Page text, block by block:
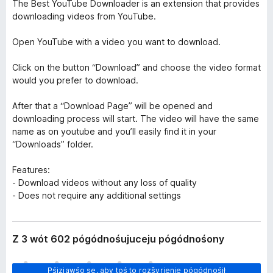
The Best YouTube Downloader is an extension that provides
downloading videos from YouTube.
Open YouTube with a video you want to download.
Click on the button “Download” and choose the video format
would you prefer to download.
After that a “Download Page” will be opened and
downloading process will start. The video will have the same
name as on youtube and you’ll easily find it in your
“Downloads” folder.
Features:
- Download videos without any loss of quality
- Does not require any additional settings
Z 3 wót 602 pógódnośujuceju pógódnośony
Pśizjawśo se, aby toś to rozšyrjenje pógódnośił
H